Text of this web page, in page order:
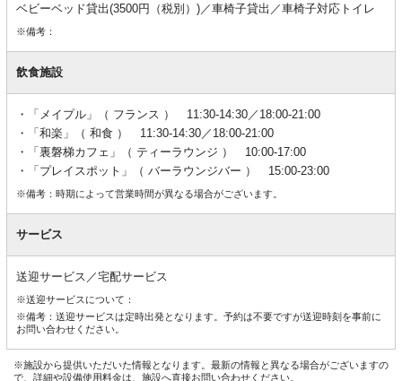
ベビーベッド貸出(3500円（税別）)／車椅子貸出／車椅子対応トイレ
※備考：
飲食施設
「メイプル」（ フランス ） 11:30-14:30／18:00-21:00
「和楽」（ 和食 ） 11:30-14:30／18:00-21:00
「裏磐梯カフェ」（ ティーラウンジ ） 10:00-17:00
「プレイスポット」（ バーラウンジバー ） 15:00-23:00
※備考：時期によって営業時間が異なる場合がございます。
サービス
送迎サービス／宅配サービス
※送迎サービスについて：
※備考：送迎サービスは定時出発となります。予約は不要ですが送迎時刻を事前に
お問い合わせください。
※施設から提供いただいた情報となります。最新の情報と異なる場合がございますの
で、詳細や設備使用料金は、施設へ直接お問い合わせください。